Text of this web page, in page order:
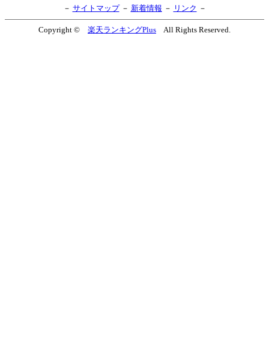
－ サイトマップ－ 新着情報 － リンク －
Copyright © 楽天ランキングPlus All Rights Reserved.